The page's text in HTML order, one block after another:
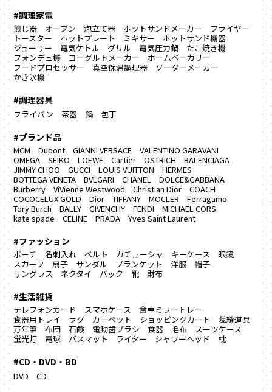
#調理家電
煎じ器 オーブン 泡立て器 ホットサンドメーカー
フライヤー
トースター
ホットプレート ミキサー
ホットサンド機器
ジューサー
電気ケトル グリル 電気圧力鍋
たこ焼き機
フォンデュ機
ヨーグルトメーカー
ホームベーカリー
フードプロセッサー
真空保温調理器
ソーダ―メーカー
かき氷機
#調理器具
フライパン 茶器 鍋 包丁
#ブランド品
MCM Dupont GIANNI VERSACE
VALENTINO GARAVANI
OMEGA
SEIKO LOEWE Cartier OSTRICH
BALENCIAGA
JIMMY CHOO
GUCCI LOUIS VUITTON
HERMES
BOTTEGA VENETA
BVLGARI CHANEL
DOLCE&GABBANA
Burberry
ViVienne Westwood Christian Dior
COACH
COCOCELUX GOLD
Dior TIFFANY MOCLER
Ferragamo
Tory Burch
BALLY GIVENCHY FENDI
MICHAEL CORS
kate spade
CELINE PRADA Yves Saint Laurent
#ファッション
ポーチ 名刺入れ ベルト カチューシャ キーケース
眼鏡
スカーフ
扇子 サンダル ブランケット 洋服
帽子
サングラス
ネクタイ バック 靴 財布
#生活雑貨
テレフォンカード スマホケース
食卓ミラートレー
食器用トレイ
ラグ カーペット ショッピングカート
裁縫道具
万年筆
布団 石鹸 電動歯ブラシ 食器 毛布
スーツケース
蛍光灯
電球 バスマット ライター シャワーヘッド 枕
#CD・DVD・BD
DVD CD